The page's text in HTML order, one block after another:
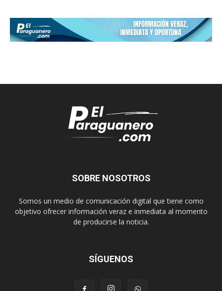
SOBRE NOSOTROS
Somos un medio de comunicación digital que tiene como
objetivo ofrecer información veraz e inmediata al momento
de producirse la noticia.
SÍGUENOS